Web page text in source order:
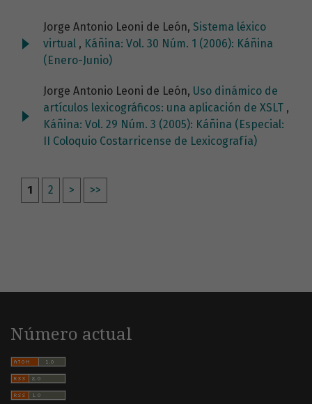
Jorge Antonio Leoni de León, Sistema léxico
virtual , Káñina: Vol. 30 Núm. 1 (2006): Káñina
(Enero-Junio)
Jorge Antonio Leoni de León, Uso dinámico de
artículos lexicográficos: una aplicación de XSLT ,
Káñina: Vol. 29 Núm. 3 (2005): Káñina (Especial:
II Coloquio Costarricense de Lexicografía)
1 2 > >>
Número actual